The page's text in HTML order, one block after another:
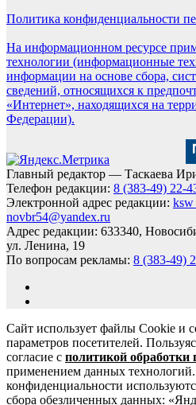
Политика конфиденциальности
На информационном ресурсе
технологии (информационные
информации на основе сбора,
сведений, относящихся к
«Интернет», находящихся на
Федерации).
Главный редактор — Таскаева
Телефон редакции: 8 (383-49) 22-
Электронной адрес редакции:
novbr54@yandex.ru
Адрес редакции: 633340,
ул. Ленина, 19
По вопросам рекламы: 8 (383-49)
Сайт использует файлы Cookie и
параметров посетителей.
согласие с политикой
применением данных
конфиденциальности
сбора обезличенных данных: